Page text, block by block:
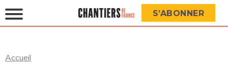
S’ABONNER
Accueil